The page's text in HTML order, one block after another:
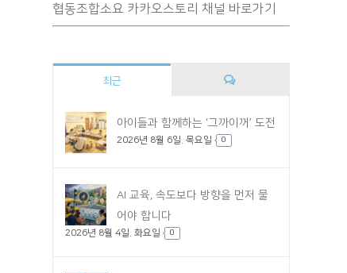
협동조합소요 카카오스토리 채널 바로가기
최근
아이들과 함께하는 ‘그까이꺼’ 도전
2026년 8월 6일. 목요일 0
AI 교육, 속도보다 방향을 먼저 물
어야 합니다
2026년 8월 4일. 화요일 0